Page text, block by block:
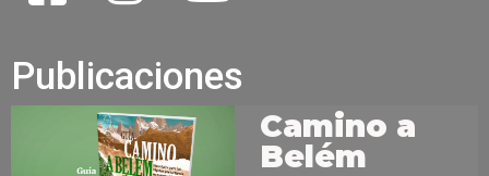
Publicaciones
Camino a
Belém